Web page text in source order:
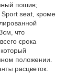
пошив;
seat, кроме
что
срока
положении.
расцветок: